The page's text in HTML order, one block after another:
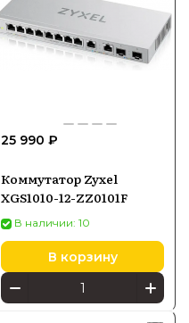
25 990 ₽
Коммутатор Zyxel
XGS1010-12-ZZ0101F
В наличии: 10
В корзину